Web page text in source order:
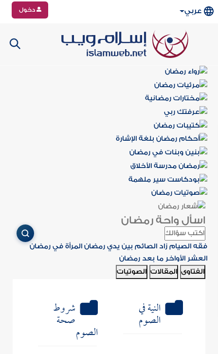
عربي دخول
اسأل واحة رمضان
فقه الصيام زاد الصائم بين يدي رمضان المرأة في رمضان
العشر الأواخر ما بعد رمضان
الفتاوى المقالات الصوتيات
النية في
الصوم
شروط
صحة
الصوم